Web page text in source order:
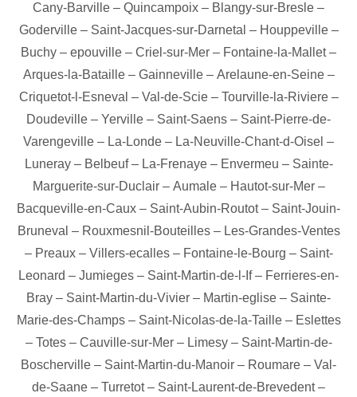
Cany-Barville – Quincampoix – Blangy-sur-Bresle –
Goderville– Saint-Jacques-sur-Darnetal – Houppeville–
Buchy – epouville – Criel-sur-Mer – Fontaine-la-Mallet–
Arques-la-Bataille– Gainneville– Arelaune-en-Seine–
Criquetot-l-Esneval – Val-de-Scie– Tourville-la-Riviere–
Doudeville – Yerville – Saint-Saens – Saint-Pierre-de-
Varengeville – La-Londe – La-Neuville-Chant-d-Oisel –
Luneray– Belbeuf– La-Frenaye– Envermeu – Sainte-
Marguerite-sur-Duclair– Aumale– Hautot-sur-Mer–
Bacqueville-en-Caux – Saint-Aubin-Routot– Saint-Jouin-
Bruneval – Rouxmesnil-Bouteilles– Les-Grandes-Ventes
– Preaux– Villers-ecalles– Fontaine-le-Bourg – Saint-
Leonard – Jumieges – Saint-Martin-de-l-If– Ferrieres-en-
Bray – Saint-Martin-du-Vivier – Martin-eglise – Sainte-
Marie-des-Champs– Saint-Nicolas-de-la-Taille– Eslettes
– Totes– Cauville-sur-Mer– Limesy– Saint-Martin-de-
Boscherville – Saint-Martin-du-Manoir – Roumare – Val-
de-Saane – Turretot– Saint-Laurent-de-Brevedent–